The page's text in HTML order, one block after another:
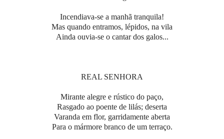
Incendiava-se a manhã tranquila!
Mas quando entramos, lépidos, na vila
Ainda ouvia-se o cantar dos galos...
REAL SENHORA
Mirante alegre e rústico do paço,
Rasgado ao poente de lilás; deserta
Varanda em flor, garridamente aberta
Para o mármore branco de um terraço.